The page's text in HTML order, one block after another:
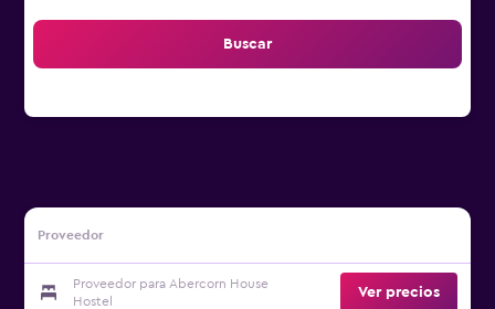
Buscar
Proveedor
Proveedor para Abercorn House
Hostel
Ver precios